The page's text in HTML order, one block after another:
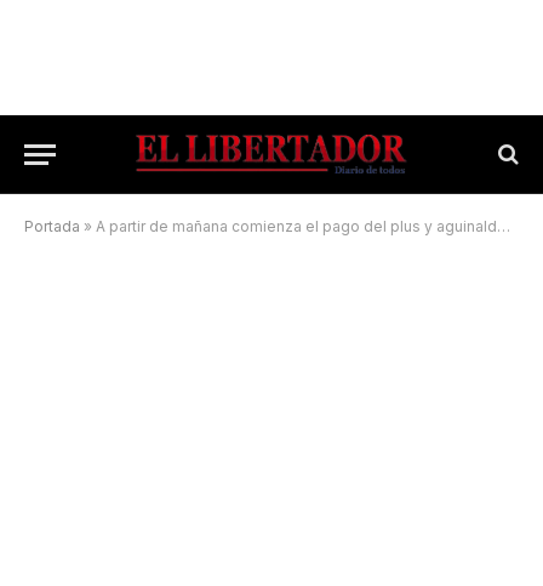
Portada » A partir de mañana comienza el pago del plus y aguinaldo para municipales